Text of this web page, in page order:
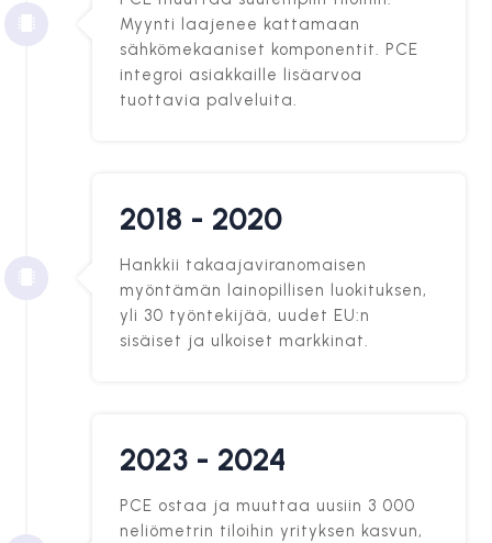
Myynti laajenee kattamaan
sähkömekaaniset komponentit. PCE
integroi asiakkaille lisäarvoa
tuottavia palveluita.
2018 - 2020
Hankkii takaajaviranomaisen
myöntämän lainopillisen luokituksen,
yli 30 työntekijää, uudet EU:n
sisäiset ja ulkoiset markkinat.
2023 - 2024
PCE ostaa ja muuttaa uusiin 3 000
neliömetrin tiloihin yrityksen kasvun,